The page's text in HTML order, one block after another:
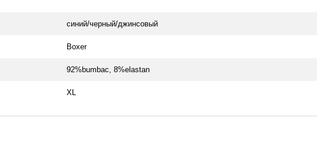
синий/черный/джинсовый
Boxer
92%bumbac, 8%elastan
XL